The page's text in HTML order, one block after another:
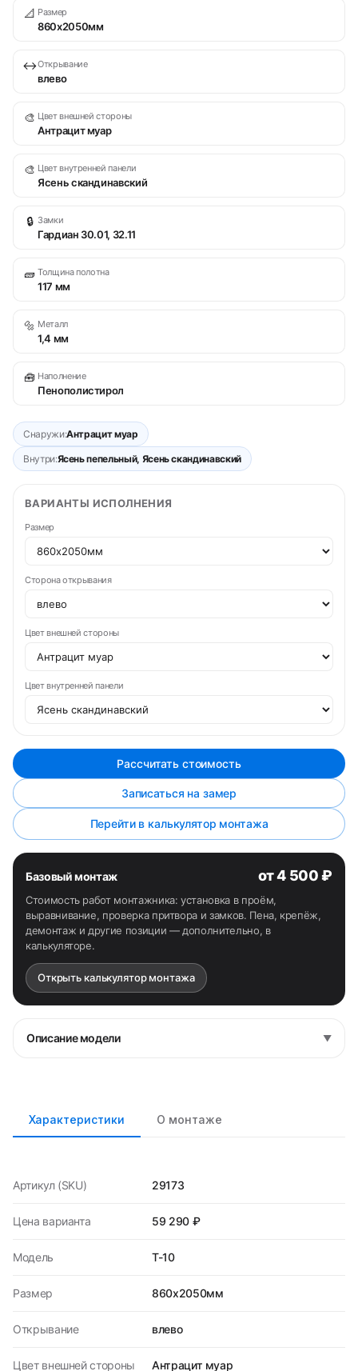
📐 Размер
860х2050мм
↔Открывание
влево
🎨 Цвет внешней стороны
Антрацит муар
🎨 Цвет внутренней панели
Ясень скандинавский
🔒 Замки
Гардиан 30.01, 32.11
🧱 Толщина полотна
117 мм
🔩 Металл
1,4 мм
🧰 Наполнение
Пенополистирол
Снаружи:Антрацит муар
Внутри:Ясень пепельный, Ясень скандинавский
ВАРИАНТЫ ИСПОЛНЕНИЯ
Размер
Сторона открывания
Цвет внешней стороны
Цвет внутренней панели
Рассчитать стоимость
Записаться на замер
Перейти в калькулятор монтажа
Базовый монтаж от 4 500 ₽
Стоимость работ монтажника: установка в проём,
выравнивание, проверка притвора и замков. Пена, крепёж,
демонтаж и другие позиции — дополнительно, в
калькуляторе.
Открыть калькулятор монтажа
Описание модели ▼
Характеристики О монтаже
Артикул (SKU) 29173
Цена варианта 59 290 ₽
Модель T-10
Размер 860х2050мм
Открывание влево
Цвет внешней стороны Антрацит муар